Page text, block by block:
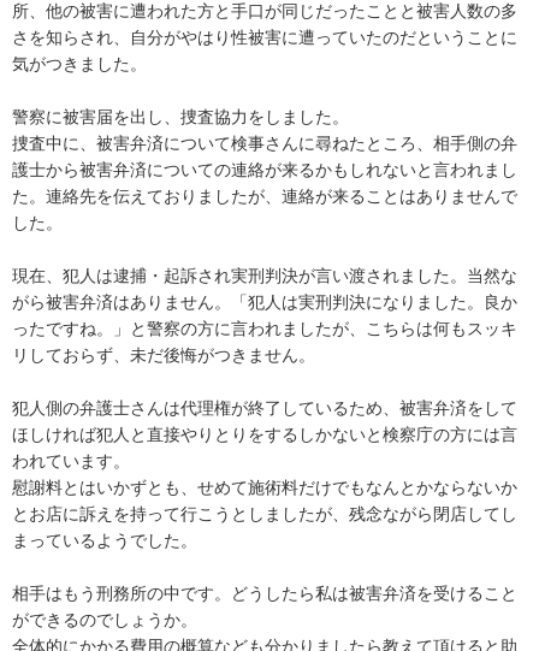
所、他の被害に遭われた方と手口が同じだったことと被害人数の多
さを知らされ、自分がやはり性被害に遭っていたのだということに
気がつきました。
警察に被害届を出し、捜査協力をしました。
捜査中に、被害弁済について検事さんに尋ねたところ、相手側の弁
護士から被害弁済についての連絡が来るかもしれないと言われまし
た。連絡先を伝えておりましたが、連絡が来ることはありませんで
した。
現在、犯人は逮捕・起訴され実刑判決が言い渡されました。当然な
がら被害弁済はありません。「犯人は実刑判決になりました。良か
ったですね。」と警察の方に言われましたが、こちらは何もスッキ
リしておらず、未だ後悔がつきません。
犯人側の弁護士さんは代理権が終了しているため、被害弁済をして
ほしければ犯人と直接やりとりをするしかないと検察庁の方には言
われています。
慰謝料とはいかずとも、せめて施術料だけでもなんとかならないか
とお店に訴えを持って行こうとしましたが、残念ながら閉店してし
まっているようでした。
相手はもう刑務所の中です。どうしたら私は被害弁済を受けること
ができるのでしょうか。
全体的にかかる費用の概算なども分かりましたら教えて頂けると助